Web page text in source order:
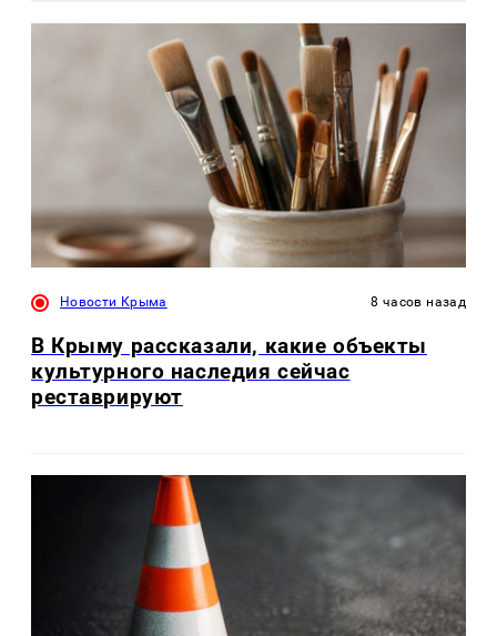
Новости Крыма 8 часов назад
В Крыму рассказали, какие объекты
культурного наследия сейчас
реставрируют